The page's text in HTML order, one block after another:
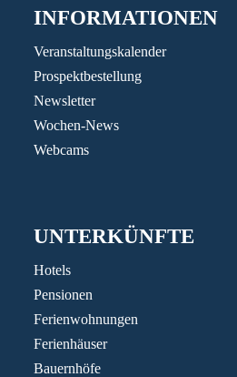
INFORMATIONEN
Veranstaltungskalender
Prospektbestellung
Newsletter
Wochen-News
Webcams
UNTERKÜNFTE
Hotels
Pensionen
Ferienwohnungen
Ferienhäuser
Bauernhöfe